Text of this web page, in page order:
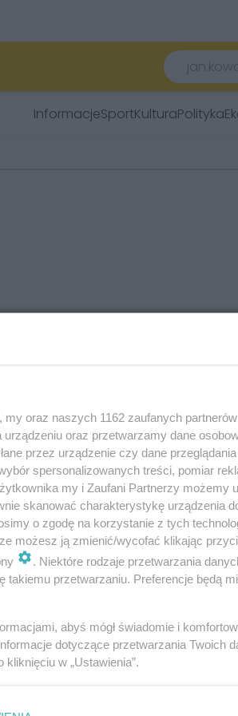
InformacjeSportKulturaPolityka
my oraz naszych 1162 zaufanych
oraz przetwarzamy dane
przez urządzenie czy dane
spersonalizowanych treści, pomiar
my i Zaufani Partnerzy możemy
skanować charakterystykę urządzenia
o zgodę na korzystanie z tych
możesz ją zmienić/wycofać klikając
. Niektóre rodzaje przetwarzania
takiemu przetwarzaniu. Preferencje będą
abyś mógł świadomie i
dotyczące przetwarzania Twoich
kliknięciu w „Ustawienia”.